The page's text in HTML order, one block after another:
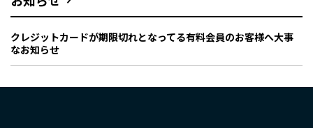
クレジットカードが期限切れとなってる有料会員のお客様へ大事
なお知らせ